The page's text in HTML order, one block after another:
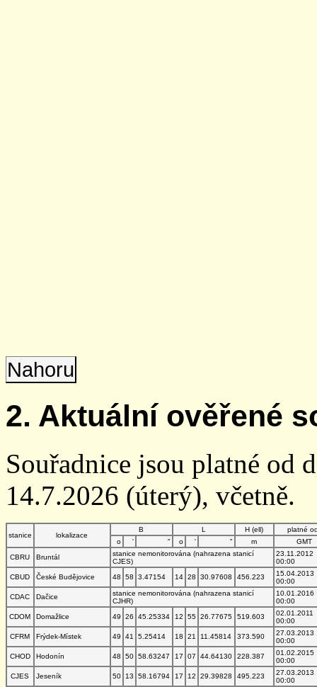
Nahoru
2. Aktuální ověřené
Souřadnice jsou platné od
14.7.2026 (úterý), včetně.
stanice lokalizace
B L H (ell)
platné
o
' " o ' " m
GMT
CBRU
Bruntál
stanice nemonitorována (nahrazena stanicí
CJES)
23.11.2012
00:00
CBUD
České Budějovice 48 58 3.47154 14 28 30.97608 456.223
15.04.2013
00:00
CDAC
Dačice
stanice nemonitorována (nahrazena stanicí
CJHR)
10.01.2016
00:00
CDOM
Domažlice 49 26 45.25334 12 55 26.77675 519.603
02.01.2011
00:00
CFRM
Frýdek-Místek 49 41 5.25414 18 21 11.45814 373.590
27.03.2013
00:00
CHOD
Hodonín 48 50 58.63247 17 07 44.64130 228.387
01.02.2015
00:00
CJES
Jeseník 50 13 58.16794 17 12 29.39828 495.223
27.03.2013
00:00